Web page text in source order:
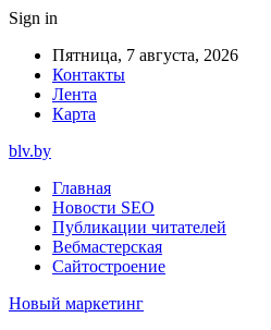
Sign in
Пятница, 7 августа, 2026
Контакты
Лента
Карта
blv.by
Главная
Новости SEO
Публикации читателей
Вебмастерская
Сайтостроение
Новый маркетинг